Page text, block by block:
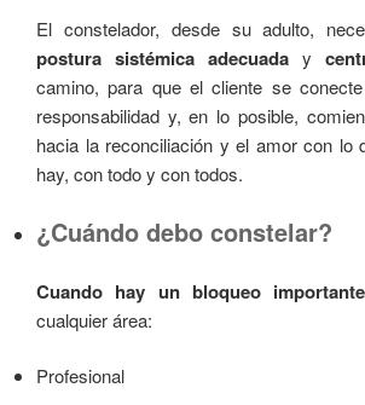
El constelador, desde su adulto,
postura sistémica adecuada y
camino, para que el cliente se
responsabilidad y, en lo posible,
hacia la reconciliación y el amor con lo
hay, con todo y con todos.
¿Cuándo debo constelar?
Cuando hay un bloqueo importante
cualquier área:
Profesional